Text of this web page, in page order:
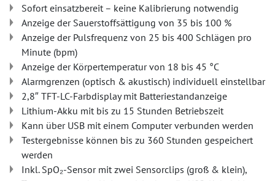
Sofort einsatzbereit – keine Kalibrierung notwendig
Anzeige der Sauerstoffsättigung von 35 bis 100 %
Anzeige der Pulsfrequenz von 25 bis 400 Schlägen pro
Minute (bpm)
Anzeige der Körpertemperatur von 18 bis 45 °C
Alarmgrenzen (optisch & akustisch) individuell einstellbar
2,8″ TFT-LC-Farbdisplay mit Batteriestandanzeige
Lithium-Akku mit bis zu 15 Stunden Betriebszeit
Kann über USB mit einem Computer verbunden werden
Testergebnisse können bis zu 360 Stunden gespeichert
werden
Inkl. SpO₂-Sensor mit zwei Sensorclips (groß & klein),